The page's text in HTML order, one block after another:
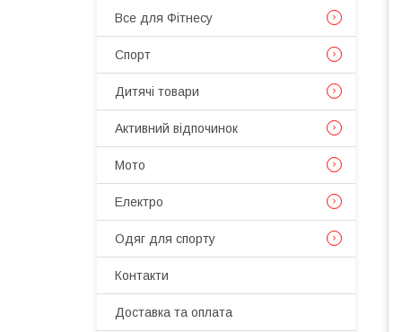
Все для Фітнесу
Спорт
Дитячі товари
Активний відпочинок
Мото
Електро
Одяг для спорту
Контакти
Доставка та оплата